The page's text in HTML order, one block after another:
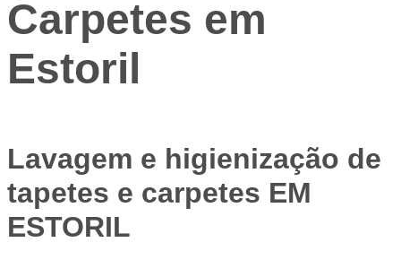
Carpetes em
Estoril
Lavagem e higienização de
tapetes e carpetes EM
ESTORIL